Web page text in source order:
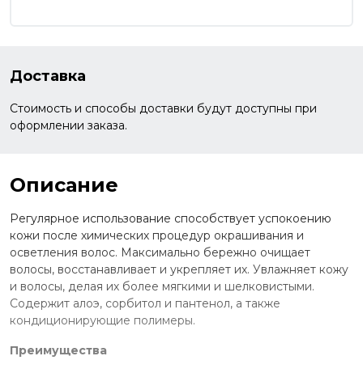
Доставка
Стоимость и способы доставки будут доступны при
оформлении заказа.
Описание
Регулярное использование способствует успокоению
кожи после химических процедур окрашивания и
осветления волос. Максимально бережно очищает
волосы, восстанавливает и укрепляет их. Увлажняет кожу
и волосы, делая их более мягкими и шелковистыми.
Содержит алоэ, сорбитол и пантенол, а также
кондиционирующие полимеры.
Преимущества